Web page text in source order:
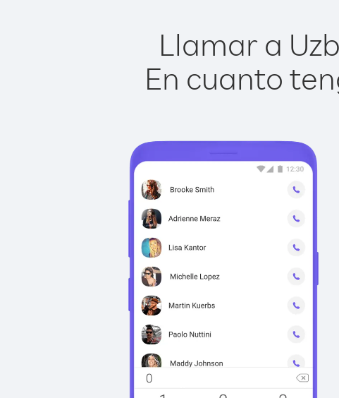
Llamar a
En cuanto